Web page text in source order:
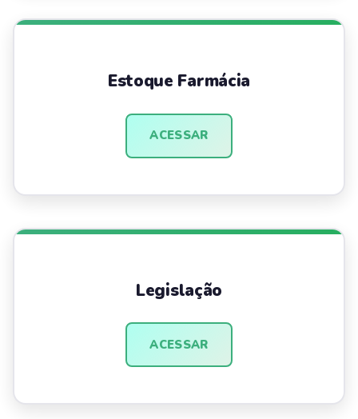
Estoque Farmácia
ACESSAR
Legislação
ACESSAR